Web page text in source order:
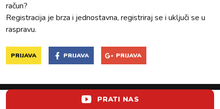
račun?
Registracija je brza i jednostavna, registriraj se i uključi se u
raspravu.
PRIJAVA PRIJAVA PRIJAVA
PRATI NAS